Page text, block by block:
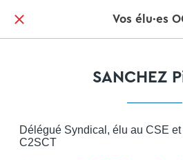
Vos élu·es
SANCHEZ
Délégué Syndical, élu au CSE
C2SCT